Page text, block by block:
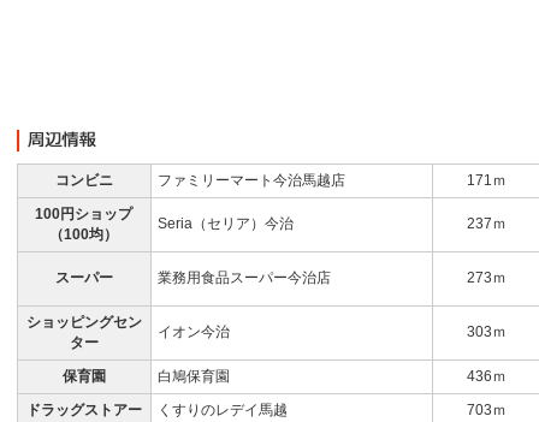
コンビニ ファミリーマート今治馬越店
171ｍ
100円ショップ
（100均）
Seria（セリア）今治 237ｍ
スーパー 業務用食品スーパー今治店 273ｍ
ショッピングセン
ター
イオン今治 303ｍ
保育園 白鳩保育園
436ｍ
ドラッグストアー
くすりのレデイ馬越
703ｍ